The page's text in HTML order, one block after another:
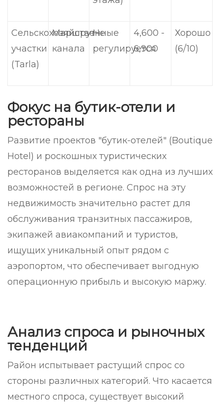
Сельскохозяйственные
участки
(Tarla)
Маршрут
канала
Не
регулируется
4,600 -
6,900
Хорошо
(6/10)
Фокус на бутик-отели и
рестораны
Развитие проектов "бутик-отелей" (Boutique
Hotel) и роскошных туристических
ресторанов выделяется как одна из лучших
возможностей в регионе. Спрос на эту
недвижимость значительно растет для
обслуживания транзитных пассажиров,
экипажей авиакомпаний и туристов,
ищущих уникальный опыт рядом с
аэропортом, что обеспечивает выгодную
операционную прибыль и высокую маржу.
Анализ спроса и рыночных
тенденций
Район испытывает растущий спрос со
стороны различных категорий. Что касается
местного спроса, существует высокий